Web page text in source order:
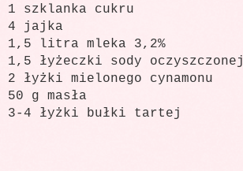
1 szklanka cukru
4 jajka
1,5 litra mleka 3,2%
1,5 łyżeczki sody oczyszczonej
2 łyżki mielonego cynamonu
50 g masła
3-4 łyżki bułki tartej